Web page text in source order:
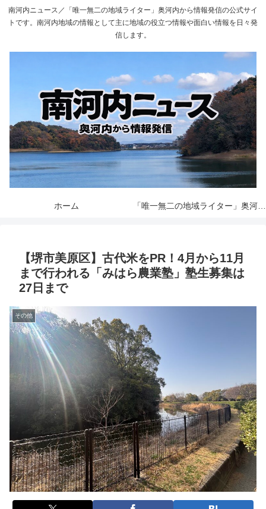
南河内ニュース／「唯一無二の地域ライター」奥河内から情報発信の公式サイ
トです。南河内地域の情報として主に地域の役立つ情報や面白い情報を日々発
信します。
ホーム
【堺市美原区】古代米をPR！4月から11月
まで行われる「みはら農業塾」塾生募集は
27日まで
その他